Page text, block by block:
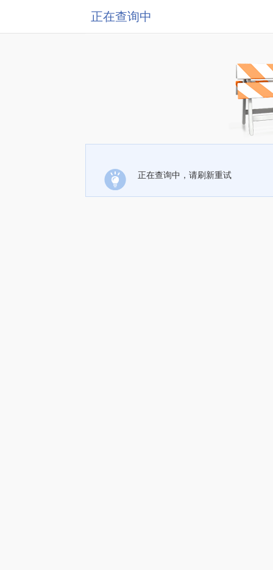
正在查询中
正在查询中，请刷新重试